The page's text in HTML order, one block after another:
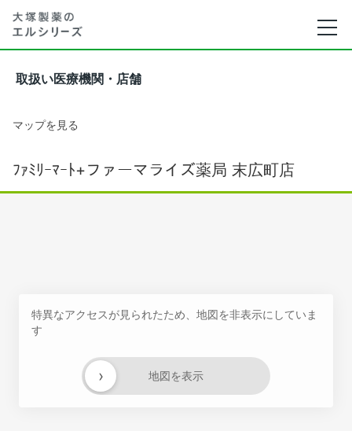
取扱い医療機関・店舗
マップを見る
ﾌｧﾐﾘｰﾏｰﾄ+ファーマライズ薬局 末広町店
特異なアクセスが見られたため、地図を非表示にしていま
す
地図を表示
›